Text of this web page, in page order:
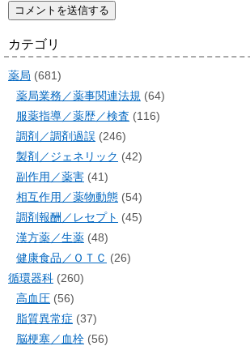
カテゴリ
薬局 (681)
薬局業務／薬事関連法規 (64)
服薬指導／薬歴／検査 (116)
調剤／調剤過誤 (246)
製剤／ジェネリック (42)
副作用／薬害 (41)
相互作用／薬物動態 (54)
調剤報酬／レセプト (45)
漢方薬／生薬 (48)
健康食品／ＯＴＣ (26)
循環器科 (260)
高血圧 (56)
脂質異常症 (37)
脳梗塞／血栓 (56)